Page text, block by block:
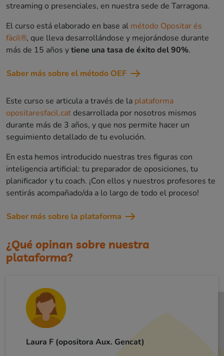
streaming o presenciales, en nuestra sede de Tarragona.
El curso está elaborado en base al método Opositar és
fàcil®, que lleva desarrollándose y mejorándose durante
más de 15 años ytiene una tasa de éxito del 90%.
Saber más sobre el método OEF
Este curso se articula a través de la plataforma
opositaresfacil.catdesarrollada por nosotros mismos
durante más de 3 años, y que nos permite hacer un
seguimiento detallado de tu evolución.
En esta hemos introducido nuestras tres figuras con
inteligencia artificial: tu preparador de oposiciones, tu
planificador y tu coach. ¡Con ellos y nuestros profesores te
sentirás acompañado/da a lo largo de todo el proceso!
Saber más sobre la plataforma
¿Qué opinan sobre nuestra
plataforma?
Laura F (opositora Aux. Gencat)